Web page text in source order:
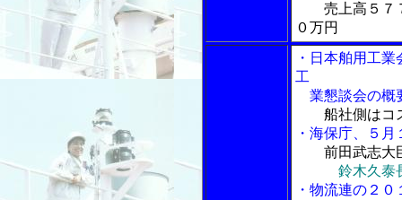
売上高５７
０万円
・日本舶用工
工
業懇談会の概
船社側はコ
・海保庁、５
前田武志大
鈴木久泰
・物流連の２